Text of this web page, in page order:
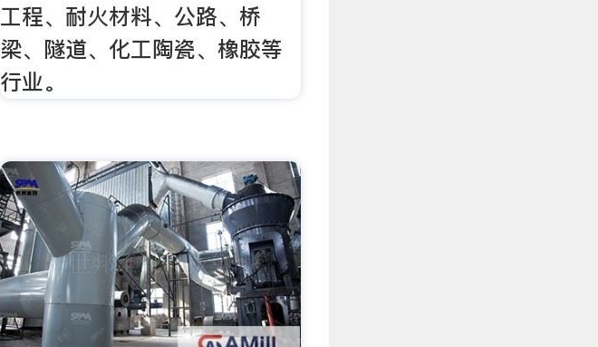
工程、耐火材料、公路、桥
梁、隧道、化工陶瓷、橡胶等
行业。